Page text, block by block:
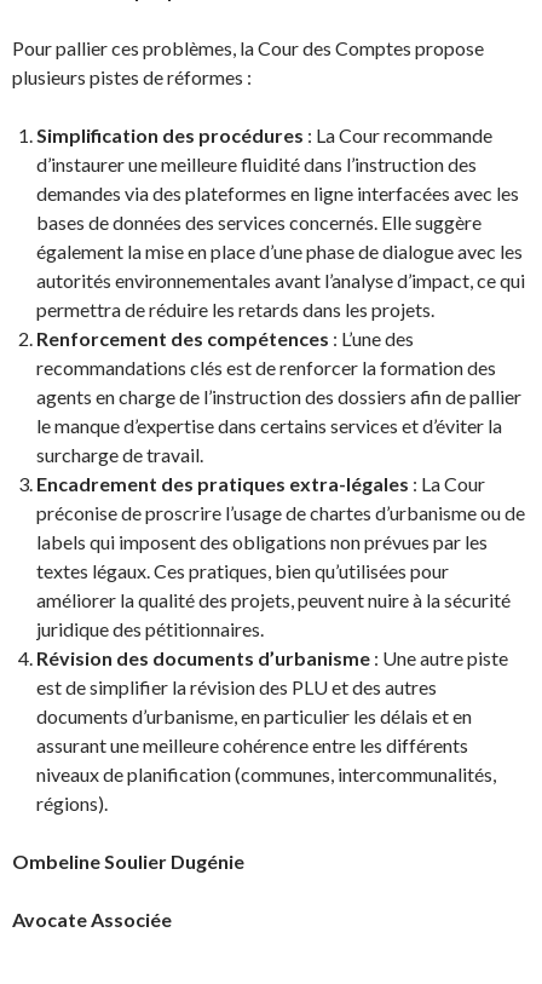
Pour pallier ces problèmes, la Cour des Comptes propose
plusieurs pistes de réformes :
Simplification des procédures : La Cour recommande
d’instaurer une meilleure fluidité dans l’instruction des
demandes via des plateformes en ligne interfacées avec les
bases de données des services concernés. Elle suggère
également la mise en place d’une phase de dialogue avec les
autorités environnementales avant l’analyse d’impact, ce qui
permettra de réduire les retards dans les projets.
Renforcement des compétences : L’une des
recommandations clés est de renforcer la formation des
agents en charge de l’instruction des dossiers afin de pallier
le manque d’expertise dans certains services et d’éviter la
surcharge de travail.
Encadrement des pratiques extra-légales : La Cour
préconise de proscrire l’usage de chartes d’urbanisme ou de
labels qui imposent des obligations non prévues par les
textes légaux. Ces pratiques, bien qu’utilisées pour
améliorer la qualité des projets, peuvent nuire à la sécurité
juridique des pétitionnaires.
Révision des documents d’urbanisme : Une autre piste
est de simplifier la révision des PLU et des autres
documents d’urbanisme, en particulier les délais et en
assurant une meilleure cohérence entre les différents
niveaux de planification (communes, intercommunalités,
régions).
Ombeline Soulier Dugénie
Avocate Associée